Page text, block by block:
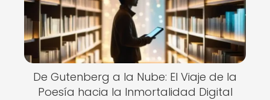
De Gutenberg a la Nube: El Viaje de la
Poesía hacia la Inmortalidad Digital